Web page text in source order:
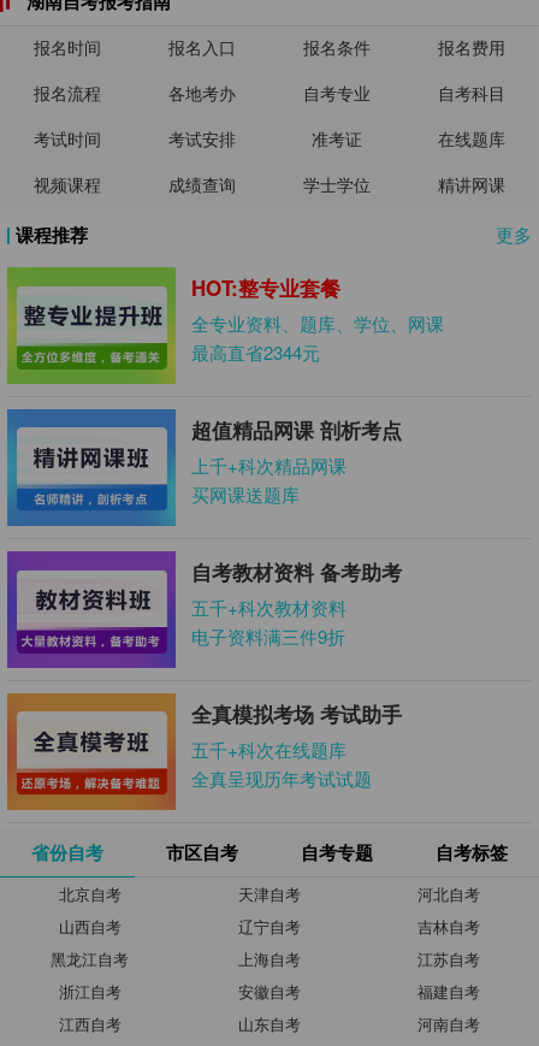
报名时间 报名入口 报名条件
报名费用
报名流程
各地考办 自考专业
自考科目
考试时间
考试安排 准考证
在线题库
视频课程
成绩查询 学士学位 精讲网课
更多
课程推荐
HOT:整专业套餐
全专业资料、题库、学位、网课
最高直省2344元
超值精品网课 剖析考点
上千+科次精品网课
买网课送题库
自考教材资料 备考助考
五千+科次教材资料
电子资料满三件9折
全真模拟考场 考试助手
五千+科次在线题库
全真呈现历年考试试题
省份自考 市区自考 自考专题 自考标签
北京自考 天津自考
河北自考
山西自考
辽宁自考
吉林自考
黑龙江自考
上海自考
江苏自考
浙江自考
安徽自考
福建自考
江西自考
山东自考
河南自考